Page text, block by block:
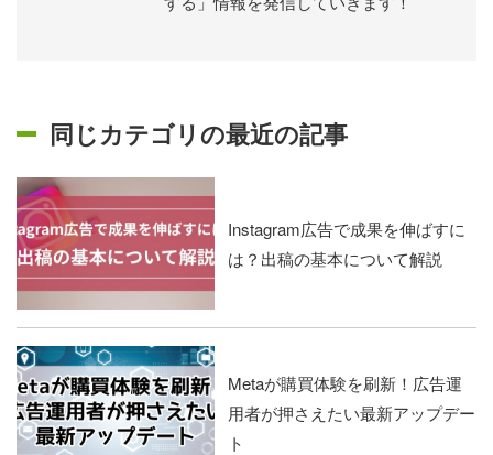
同じカテゴリの最近の記事
Instagram広告で成果を伸ばすに
は？出稿の基本について解説
Metaが購買体験を刷新！広告運
用者が押さえたい最新アップデー
ト